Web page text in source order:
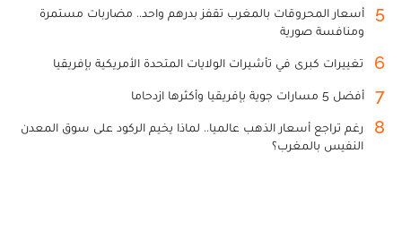
5
أسعار المحروقات بالمغرب تقفز بدرهم واحد.. مضاربات مستمرة
ومنافسة صورية
6 تغييرات كبرى في تأشيرات الولايات المتحدة الأمريكية بإفريقيا
7 أفضل 5 مسارات جوية بإفريقيا وأكثرها ازدحاما
8
رغم تراجع أسعار الذهب عالميا.. لماذا يخيم الركود على سوق المعدن
النفيس بالمغرب؟